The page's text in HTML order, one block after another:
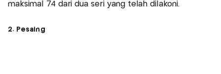
maksimal 74 dari dua seri yang telah dilakoni.
2. Pesaing